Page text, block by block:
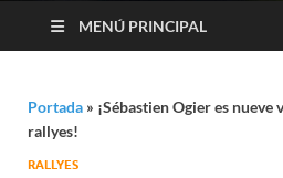
MENÚ PRINCIPAL
Portada » ¡Sébastien Ogier es
rallyes!
RALLYES